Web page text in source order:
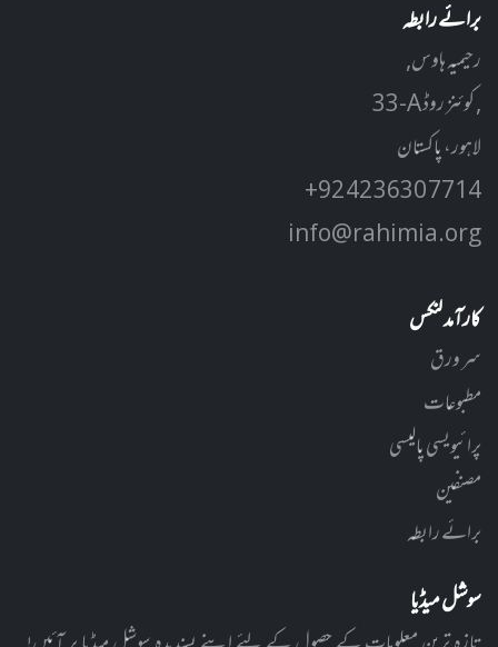
برائے رابطہ
رحیمیہ ہاوس,
33-A کوئنز روڈ ,
لاہور، پاکستان
+92 42 3630 7714
info@rahimia.org
کارآمد لنکس
سر ورق
مطبوعات
پرائیویسی پالیسی
مصنفین
برائے رابطہ
سوشل میڈیا